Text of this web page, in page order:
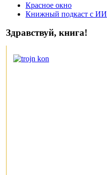
Красное окно
Книжный подкаст с ИИ
Здравствуй, книга!